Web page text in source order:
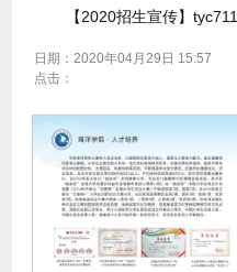
【2020招生宣传】​
日期：2020年04月29日 15:57
点击：